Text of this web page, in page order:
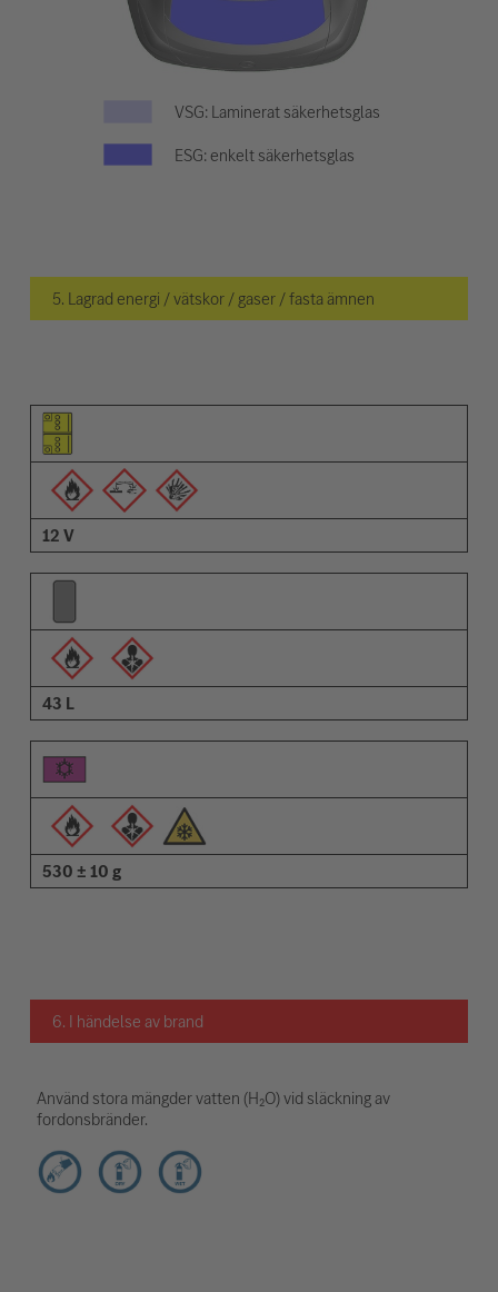
VSG: Laminerat säkerhetsglas
ESG: enkelt säkerhetsglas
5. Lagrad energi / vätskor / gaser / fasta ämnen
Piktogram för objektet
Piktogram för varningarna
Beskrivning
12 V
43 L
530 ± 10 g
6. I händelse av brand
Använd stora mängder vatten (H₂O) vid släckning av
fordonsbränder.